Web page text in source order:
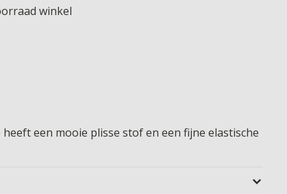
winkel
een mooie plisse stof en een fijne elastische